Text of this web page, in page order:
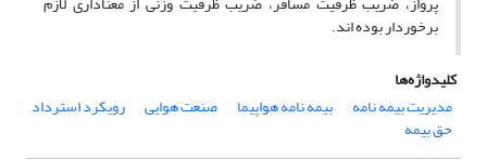
برخوردار بوده اند.
کلیدواژه‌ها
مدیریت بیمه نامه
بیمه نامه هواپیما صنعت هوایی رویکرد استرداد
حق بیمه